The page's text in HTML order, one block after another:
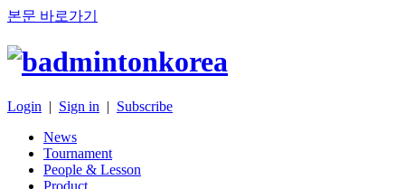
본문 바로가기
Login | Sign in | Subscribe
News
Tournament
People & Lesson
Product